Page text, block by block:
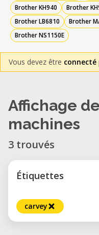
Brother KH940
Brother
Brother LB6810
Brother
Brother NS1150E
Vous devez être connecté
Affichage
machines
3 trouvés
Étiquettes
carvey